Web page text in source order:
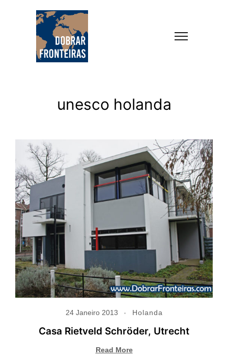
unesco holanda
24 Janeiro 2013 Holanda
Casa Rietveld Schröder, Utrecht
Read More